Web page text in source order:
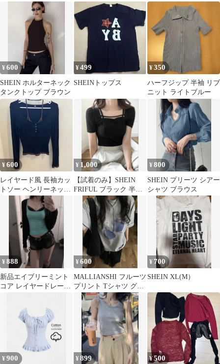
ースリーブ 水玉
¥600
SHEIN ホルターネック
タンクトップ ブラウン
¥499
SHEINトップス
¥350
ハーフジップ 半袖 リブ
ニット ライトブルー
¥600
レイヤード風 長袖カッ
トソー ヘンリーネック
レオパード柄
¥ 1,000
【試着のみ】SHEIN
FRIFUL ブラック 半袖
トップス スクエアネッ
ク M
¥800
SHEIN プリーツ シアー
シャツ ブラウス
¥888
新品エイブリーミント
コア レイヤードレース
¥600
MALLIANSHI フルーツ
プリント Tシャツ グレ
¥ 700
SHEIN XL(M）
¥900 ¥899 ¥500